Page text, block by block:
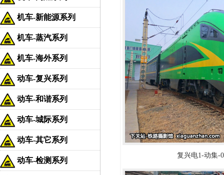
机车-新能源系列
机车-蒸汽系列
机车-海外系列
动车-复兴系列
动车-和谐系列
动车-城际系列
动车-其它系列
动车-检测系列
复兴电1-动集-